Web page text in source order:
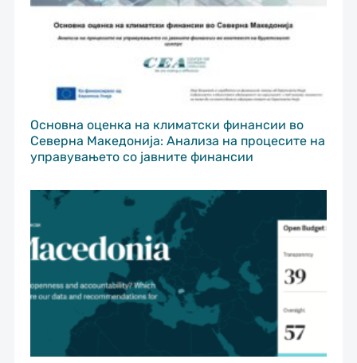
Основна оценка на климатски финансии во
Северна Македонија: Анализа на процесите на
управувањето со јавните финансии